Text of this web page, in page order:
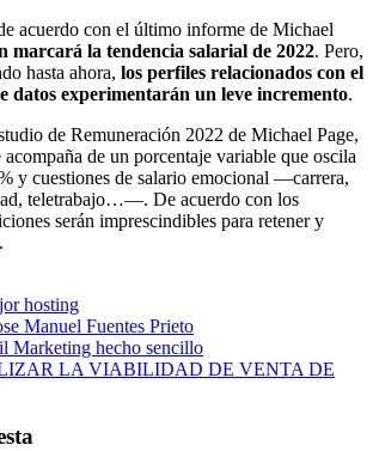
acuerdo con el último informe de Michael
marcará la tendencia salarial de 2022. Pero,
hasta ahora, los perfiles relacionados con el
datos experimentarán un leve incremento.
de Remuneración 2022 de Michael Page,
acompaña de un porcentaje variable que oscila
y cuestiones de salario emocional —carrera,
teletrabajo…—. De acuerdo con los
serán imprescindibles para retener y
Manuel Fuentes Prieto
Marketing hecho sencillo
LA VIABILIDAD DE VENTA DE